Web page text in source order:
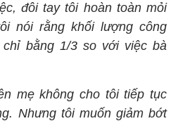
đôi tay tôi hoàn toàn mỏi
nói rằng khối lượng công
bằng 1/3 so với việc bà
mẹ không cho tôi tiếp tục
Nhưng tôi muốn giảm bớt